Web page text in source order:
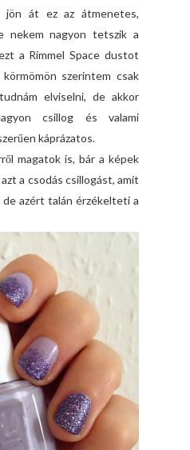
jön át ez az átmenetes,
nekem nagyon tetszik a
a Rimmel Space dustot
szerintem csak
elviselni, de akkor
csillog és valami
káprázatos.
magatok is, bár a képek
a csodás csillogást, amit
de azért talán érzékelteti a